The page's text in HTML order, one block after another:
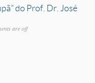
do Prof. Dr. José
are off